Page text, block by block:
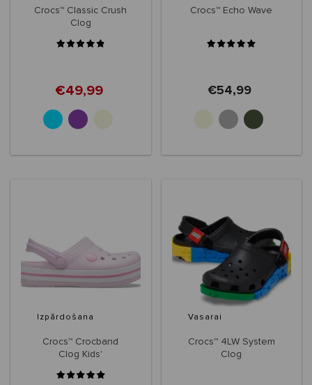
Crocs™ Classic Crush
Clog
€49,99
Crocs™ Echo Wave
€54,99
Izpārdošana
Crocs™ Crocband
Clog Kids'
Vasarai
Crocs™ 4LW System
Clog